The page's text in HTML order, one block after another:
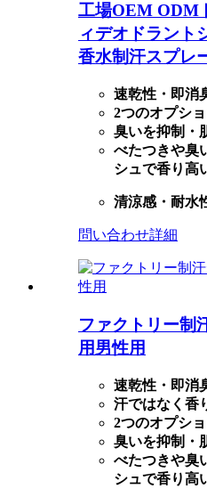
工場OEM ODM
ィデオドラント
香水制汗スプレ
速乾性・即消
2つのオプシ
臭いを抑制・
べたつきや臭
シュで香り高
清涼感・耐水
問い合わせ詳細
ファクトリー制
用男性用
速乾性・即消
汗ではなく香
2つのオプシ
臭いを抑制・
べたつきや臭
シュで香り高